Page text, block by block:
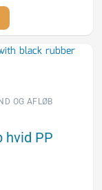
OG AFLØB
hvid PP